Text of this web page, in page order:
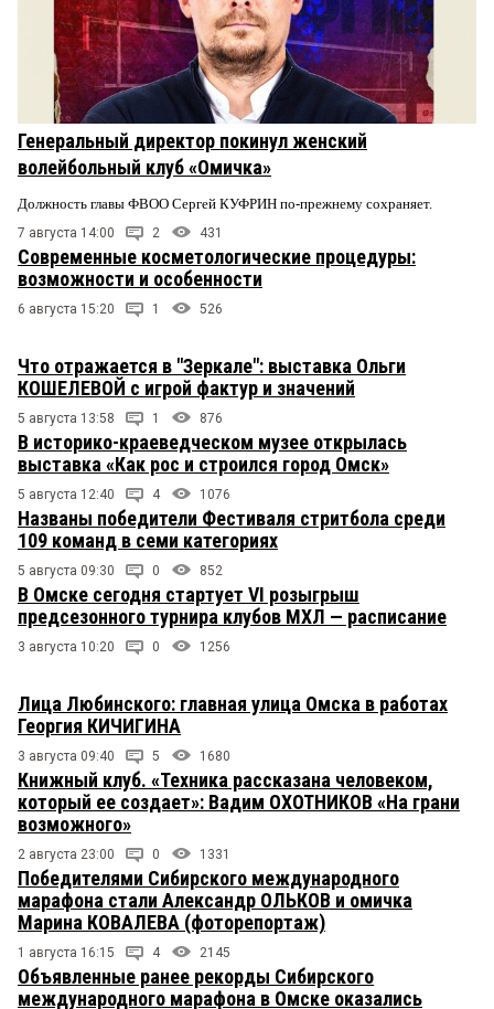
Генеральный директор покинул женский
волейбольный клуб «Омичка»
Должность главы ФВОО Сергей КУФРИН по-прежнему сохраняет.
7 августа 14:00 2 431
Современные косметологические процедуры:
возможности и особенности
6 августа 15:20 1 526
Что отражается в "Зеркале": выставка Ольги
КОШЕЛЕВОЙ с игрой фактур и значений
5 августа 13:58 1 876
В историко-краеведческом музее открылась
выставка «Как рос и строился город Омск»
5 августа 12:40 4 1076
Названы победители Фестиваля стритбола среди
109 команд в семи категориях
5 августа 09:30 0 852
В Омске сегодня стартует VI розыгрыш
предсезонного турнира клубов МХЛ — расписание
3 августа 10:20 0 1256
Лица Любинского: главная улица Омска в работах
Георгия КИЧИГИНА
3 августа 09:40 5 1680
Книжный клуб. «Техника рассказана человеком,
который ее создает»: Вадим ОХОТНИКОВ «На грани
возможного»
2 августа 23:00 0 1331
Победителями Сибирского международного
марафона стали Александр ОЛЬКОВ и омичка
Марина КОВАЛЕВА (фоторепортаж)
1 августа 16:15 4 2145
Объявленные ранее рекорды Сибирского
международного марафона в Омске оказались